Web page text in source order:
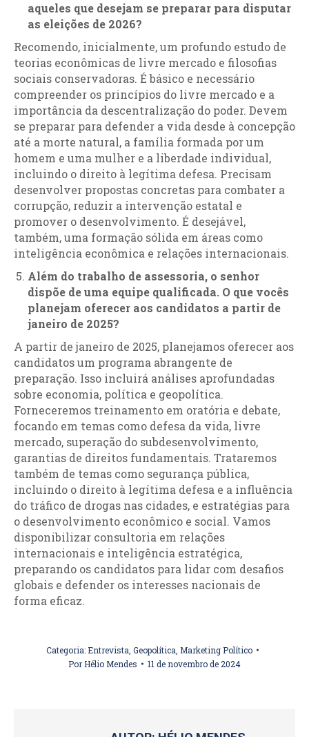
aqueles que desejam se preparar para disputar
as eleições de 2026?
Recomendo, inicialmente, um profundo estudo de
teorias econômicas de livre mercado e filosofias
sociais conservadoras. É básico e necessário
compreender os princípios do livre mercado e a
importância da descentralização do poder. Devem
se preparar para defender a vida desde à concepção
até a morte natural, a família formada por um
homem e uma mulher e a liberdade individual,
incluindo o direito à legítima defesa. Precisam
desenvolver propostas concretas para combater a
corrupção, reduzir a intervenção estatal e
promover o desenvolvimento. É desejável,
também, uma formação sólida em áreas como
inteligência econômica e relações internacionais.
Além do trabalho de assessoria, o senhor
dispõe de uma equipe qualificada. O que vocês
planejam oferecer aos candidatos a partir de
janeiro de 2025?
A partir de janeiro de 2025, planejamos oferecer aos
candidatos um programa abrangente de
preparação. Isso incluirá análises aprofundadas
sobre economia, política e geopolítica.
Forneceremos treinamento em oratória e debate,
focando em temas como defesa da vida, livre
mercado, superação do subdesenvolvimento,
garantias de direitos fundamentais. Trataremos
também de temas como segurança pública,
incluindo o direito à legítima defesa e a influência
do tráfico de drogas nas cidades, e estratégias para
o desenvolvimento econômico e social. Vamos
disponibilizar consultoria em relações
internacionais e inteligência estratégica,
preparando os candidatos para lidar com desafios
globais e defender os interesses nacionais de
forma eficaz.
Categoria:Entrevista Geopolítica Marketing Político
PorHélio Mendes 11 de novembro de 2024